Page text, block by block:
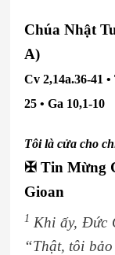
Chúa Nhật
A)
Cv 2,14a.36-41
25 • Ga 10,1-10
Tôi là cửa cho
✠ Tin Mừng
Gioan
1 Khi ấy, Đức
“Thật, tôi